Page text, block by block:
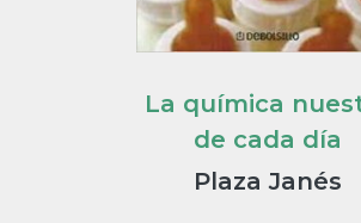
La química
de cada día
Plaza Janés